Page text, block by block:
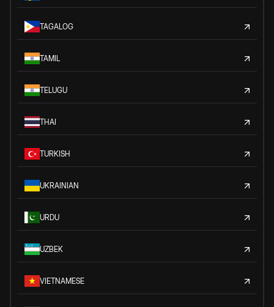
TAGALOG
TAMIL
TELUGU
THAI
TURKISH
UKRAINIAN
URDU
UZBEK
VIETNAMESE